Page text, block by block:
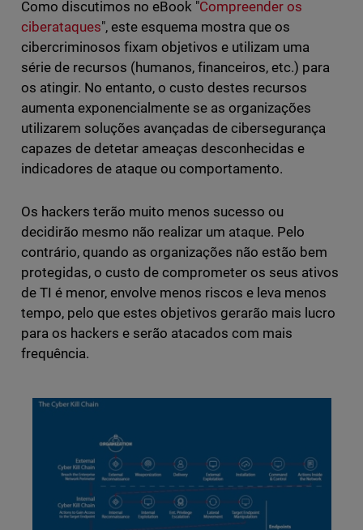
Como discutimos no eBook "Compreender os
ciberataques", este esquema mostra que os
cibercriminosos fixam objetivos e utilizam uma
série de recursos (humanos, financeiros, etc.) para
os atingir. No entanto, o custo destes recursos
aumenta exponencialmente se as organizações
utilizarem soluções avançadas de cibersegurança
capazes de detetar ameaças desconhecidas e
indicadores de ataque ou comportamento.
Os hackers terão muito menos sucesso ou
decidirão mesmo não realizar um ataque. Pelo
contrário, quando as organizações não estão bem
protegidas, o custo de comprometer os seus ativos
de TI é menor, envolve menos riscos e leva menos
tempo, pelo que estes objetivos gerarão mais lucro
para os hackers e serão atacados com mais
frequência.